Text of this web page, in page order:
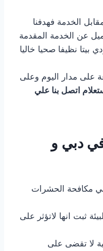
الخدمة فهدفنا
عن الخدمة المقدمة
بيتا نظيفا صحيا خاليا
مفتوحة 24 ساعة على مدار اليوم وعلى
اتصل بنا علي
دبي و
مكافحة الحشرات
ثبت انها لاتؤثر على
لا تقضى على